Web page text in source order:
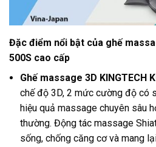
Đặc điểm nổi bật của ghế
500S cao cấp
Ghế massage 3D KINGTECH
chế độ 3D, 2 mức cường độ có
hiệu quả massage chuyên sâu
thường. Động tác massage
sống, chống căng cơ và mang